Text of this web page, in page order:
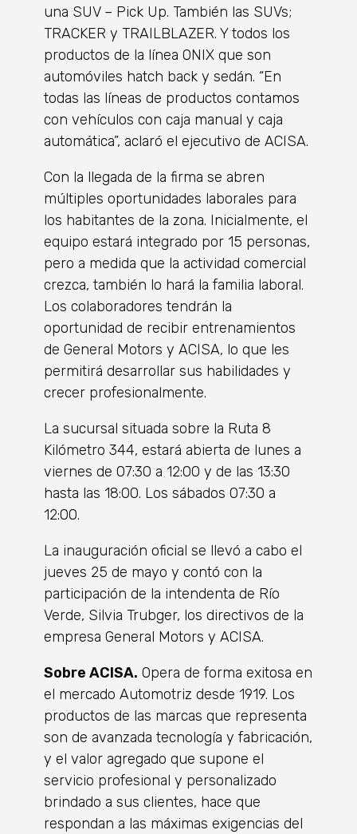
una SUV – Pick Up. También las SUVs;
TRACKER y TRAILBLAZER. Y todos los
productos de la línea ONIX que son
automóviles hatch back y sedán. “En
todas las líneas de productos contamos
con vehículos con caja manual y caja
automática”, aclaró el ejecutivo de ACISA.
Con la llegada de la firma se abren
múltiples oportunidades laborales para
los habitantes de la zona. Inicialmente, el
equipo estará integrado por 15 personas,
pero a medida que la actividad comercial
crezca, también lo hará la familia laboral.
Los colaboradores tendrán la
oportunidad de recibir entrenamientos
de General Motors y ACISA, lo que les
permitirá desarrollar sus habilidades y
crecer profesionalmente.
La sucursal situada sobre la Ruta 8
Kilómetro 344, estará abierta de lunes a
viernes de 07:30 a 12:00 y de las 13:30
hasta las 18:00. Los sábados 07:30 a
12:00.
La inauguración oficial se llevó a cabo el
jueves 25 de mayo y contó con la
participación de la intendenta de Río
Verde, Silvia Trubger, los directivos de la
empresa General Motors y ACISA.
Sobre ACISA. Opera de forma exitosa en
el mercado Automotriz desde 1919. Los
productos de las marcas que representa
son de avanzada tecnología y fabricación,
y el valor agregado que supone el
servicio profesional y personalizado
brindado a sus clientes, hace que
respondan a las máximas exigencias del